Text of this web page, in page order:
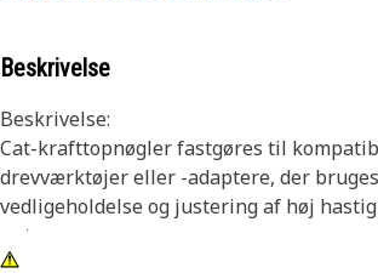
Beskrivelse
Beskrivelse:
Cat-krafttopnøgler fastgøres til
drevværktøjer eller -adaptere, der
vedligeholdelse og justering af høj
er trang.